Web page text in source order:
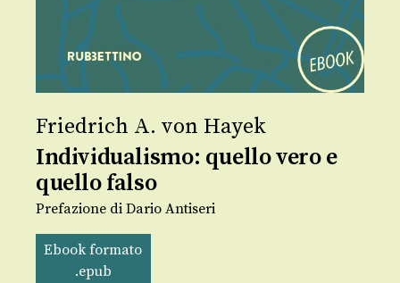
Friedrich A. von Hayek
Individualismo: quello vero e
quello falso
Prefazione di Dario Antiseri
Ebook formato
.epub